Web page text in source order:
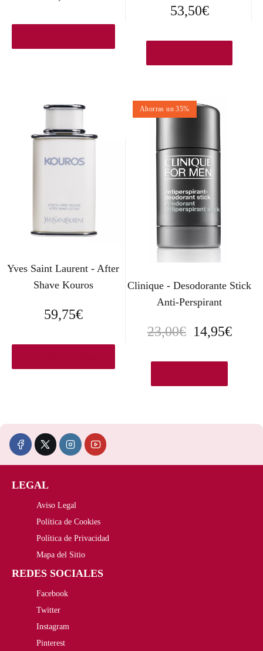
53,50€
Yves Saint Laurent - After
Shave Kouros
59,75€
Ahorras un 35%
Clinique - Desodorante Stick
Anti-Perspirant
23,00€ E
e
i
14,95€E
e
i
LEGAL
Aviso Legal
Política de Cookies
Política de Privacidad
Mapa del Sitio
REDES SOCIALES
Facebook
Twitter
Instagram
Pinterest